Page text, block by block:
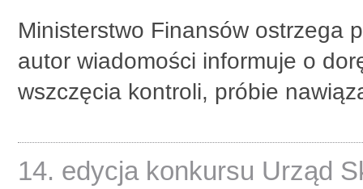
Ministerstwo Finansów ostrzega
autor wiadomości informuje o
wszczęcia kontroli, próbie
14. edycja konkursu Urząd